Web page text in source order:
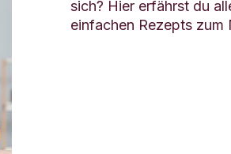
sich? Hier erfährst du
einfachen Rezepts zum